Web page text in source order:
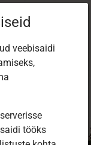
veebisaidi
tööks